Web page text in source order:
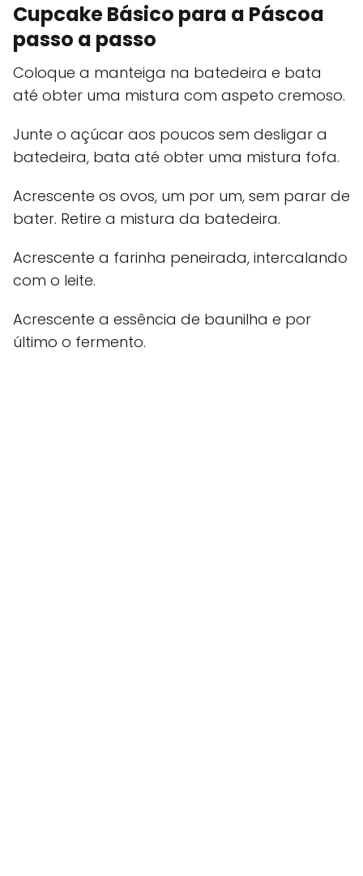
Cupcake Básico para a Páscoa
passo a passo
Coloque a manteiga na batedeira e bata
até obter uma mistura com aspeto cremoso.
Junte o açúcar aos poucos sem desligar a
batedeira, bata até obter uma mistura fofa.
Acrescente os ovos, um por um, sem parar de
bater. Retire a mistura da batedeira.
Acrescente a farinha peneirada, intercalando
com o leite.
Acrescente a essência de baunilha e por
último o fermento.